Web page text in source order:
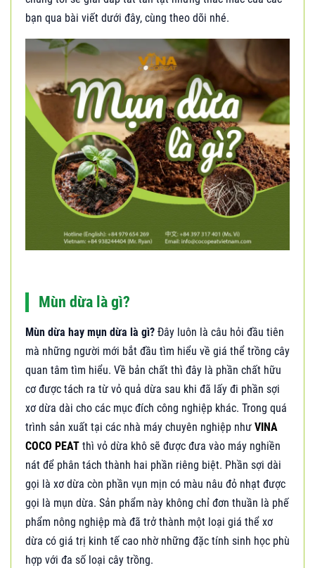
bạn qua bài viết dưới đây, cùng theo dõi nhé.
Mùn dừa là gì?
Mùn dừa hay mụn dừa là gì? Đây luôn là câu hỏi đầu tiên
mà những người mới bắt đầu tìm hiểu về giá thể trồng cây
quan tâm tìm hiểu. Về bản chất thì đây là phần chất hữu
cơ được tách ra từ vỏ quả dừa sau khi đã lấy đi phần sợi
xơ dừa dài cho các mục đích công nghiệp khác. Trong quá
trình sản xuất tại các nhà máy chuyên nghiệp như VINA
COCO PEAT thì vỏ dừa khô sẽ được đưa vào máy nghiền
nát để phân tách thành hai phần riêng biệt. Phần sợi dài
gọi là xơ dừa còn phần vụn mịn có màu nâu đỏ nhạt được
gọi là mụn dừa. Sản phẩm này không chỉ đơn thuần là phế
phẩm nông nghiệp mà đã trở thành một loại giá thể xơ
dừa có giá trị kinh tế cao nhờ những đặc tính sinh học phù
hợp với đa số loại cây trồng.